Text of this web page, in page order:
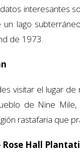
interesantes
un lago
de 1973.
visitar el lugar
de Nine
rastafaria que
Rose Hall